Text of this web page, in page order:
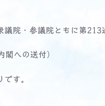
院・参議院ともに第213
閣への送付）
す。